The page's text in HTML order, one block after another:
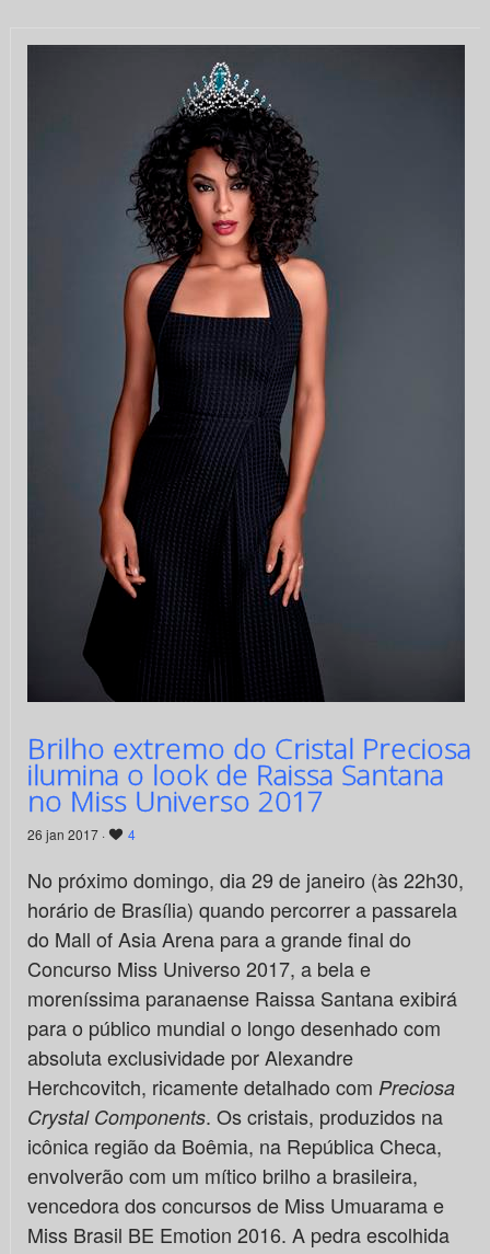
Brilho extremo do Cristal Preciosa
ilumina o look de Raissa Santana
no Miss Universo 2017
26 jan 2017 · 4
No próximo domingo, dia 29 de janeiro (às 22h30,
horário de Brasília) quando percorrer a passarela
do Mall of Asia Arena para a grande final do
Concurso Miss Universo 2017, a bela e
moreníssima paranaense Raissa Santana exibirá
para o público mundial o longo desenhado com
absoluta exclusividade por Alexandre
Herchcovitch, ricamente detalhado com Preciosa
Crystal Components. Os cristais, produzidos na
icônica região da Boêmia, na República Checa,
envolverão com um mítico brilho a brasileira,
vencedora dos concursos de Miss Umuarama e
Miss Brasil BE Emotion 2016. A pedra escolhida